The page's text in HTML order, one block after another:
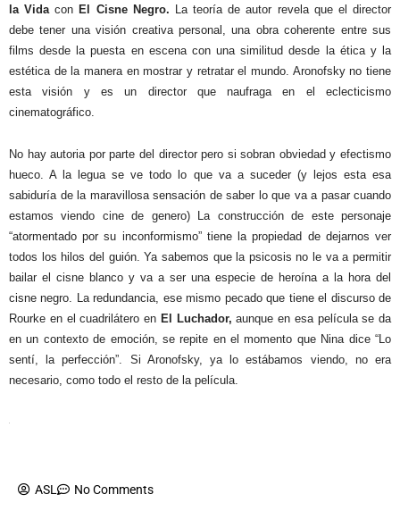
la Vidacon El Cisne Negro. La teoría de autor revela que el director
debe tener una visión creativa personal, una obra coherente entre sus
films desde la puesta en escena con una similitud desde la ética y la
estética de la manera en mostrar y retratar el mundo. Aronofsky no tiene
esta visión y es un director que naufraga en el eclecticismo
cinematográfico.
No hay autoria por parte del director pero si sobran obviedad y efectismo
hueco. A la legua se ve todo lo que va a suceder (y lejos esta esa
sabiduría de la maravillosa sensación de saber lo que va a pasar cuando
estamos viendo cine de genero) La construcción de este personaje
“atormentado por su inconformismo” tiene la propiedad de dejarnos ver
todos los hilos del guión. Ya sabemos que la psicosis no le va a permitir
bailar el cisne blanco y va a ser una especie de heroína a la hora del
cisne negro. La redundancia, ese mismo pecado que tiene el discurso de
Rourke en el cuadrilátero en El Luchador, aunque en esa película se da
en un contexto de emoción, se repite en el momento que Nina dice “Lo
sentí, la perfección”. Si Aronofsky, ya lo estábamos viendo, no era
necesario, como todo el resto de la película.
ASL No Comments